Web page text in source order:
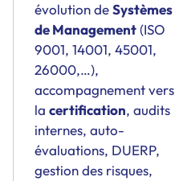
évolution deSystèmes
de Management(ISO
9001, 14001, 45001,
26000,…),
accompagnement vers
la certification, audits
internes, auto-
évaluations, DUERP,
gestion des risques,